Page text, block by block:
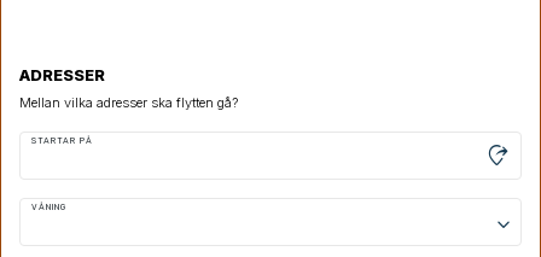
ADRESSER
Mellan vilka adresser ska flytten gå?
STARTAR PÅ
moved_location
VÅNING
keyboard_arrow_down